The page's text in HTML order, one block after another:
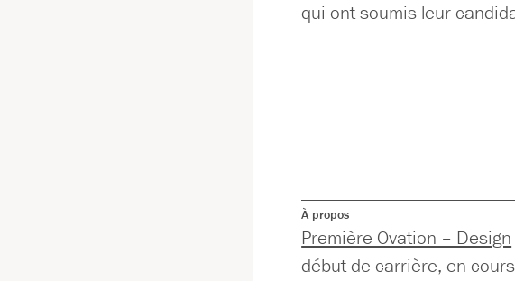
qui ont soumis leur
À propos
Première Ovation – Design
début de carrière, en